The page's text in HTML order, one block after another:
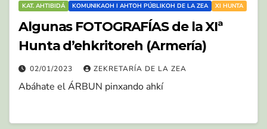
KAT. AHTIBIDÁ KOMUNIKAOH I AHTOH PÚBLIKOH DE LA ZEA XI HUNTA
Algunas FOTOGRAFÍAS de la XIª
Hunta d’ehkritoreh (Armería)
02/01/2023 ZEKRETARÍA DE LA ZEA
Abáhate el ÁRBUN pinxando ahkí